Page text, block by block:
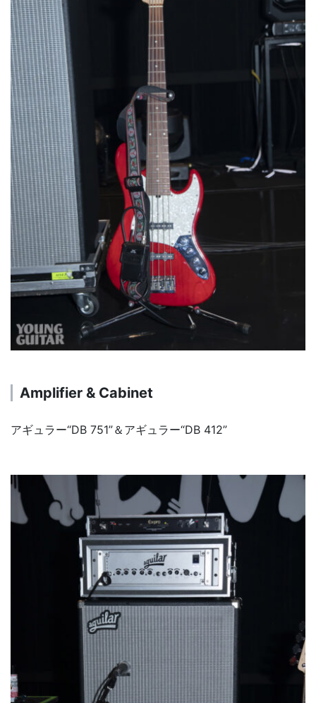
Amplifier & Cabinet
アギュラー“DB 751”＆アギュラー“DB 412”